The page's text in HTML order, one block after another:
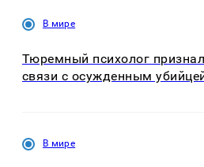
В мире
Тюремный психолог
связи с осужденным
В мире